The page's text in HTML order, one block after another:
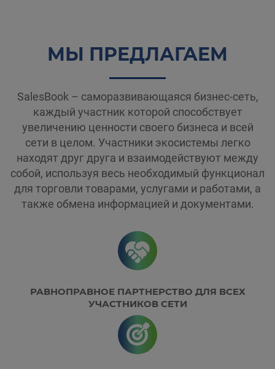
МЫ ПРЕДЛАГАЕМ
SalesBook – саморазвивающаяся бизнес-сеть,
каждый участник которой способствует
увеличению ценности своего бизнеса и всей
сети в целом. Участники экосистемы легко
находят друг друга и взаимодействуют между
собой, используя весь необходимый функционал
для торговли товарами, услугами и работами, а
также обмена информацией и документами.
РАВНОПРАВНОЕ ПАРТНЕРСТВО ДЛЯ ВСЕХ
УЧАСТНИКОВ СЕТИ